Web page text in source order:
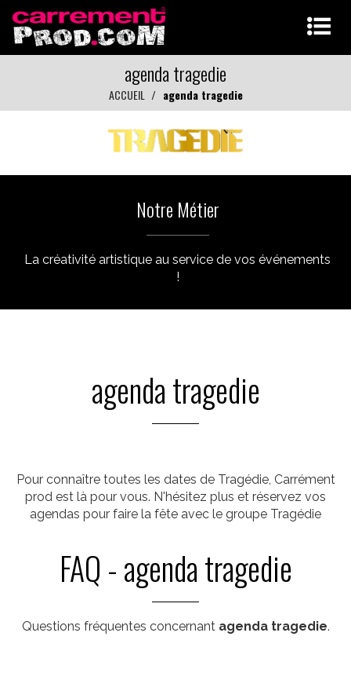
agenda tragedie
ACCUEIL agenda tragedie
Notre Métier
La créativité artistique au service de vos événements
!
agenda tragedie
Pour connaître toutes les dates de Tragédie, Carrément
prod est là pour vous. N'hésitez plus et réservez vos
agendas pour faire la fête avec le groupe Tragédie
FAQ - agenda tragedie
Questions fréquentes concernant agenda tragedie.